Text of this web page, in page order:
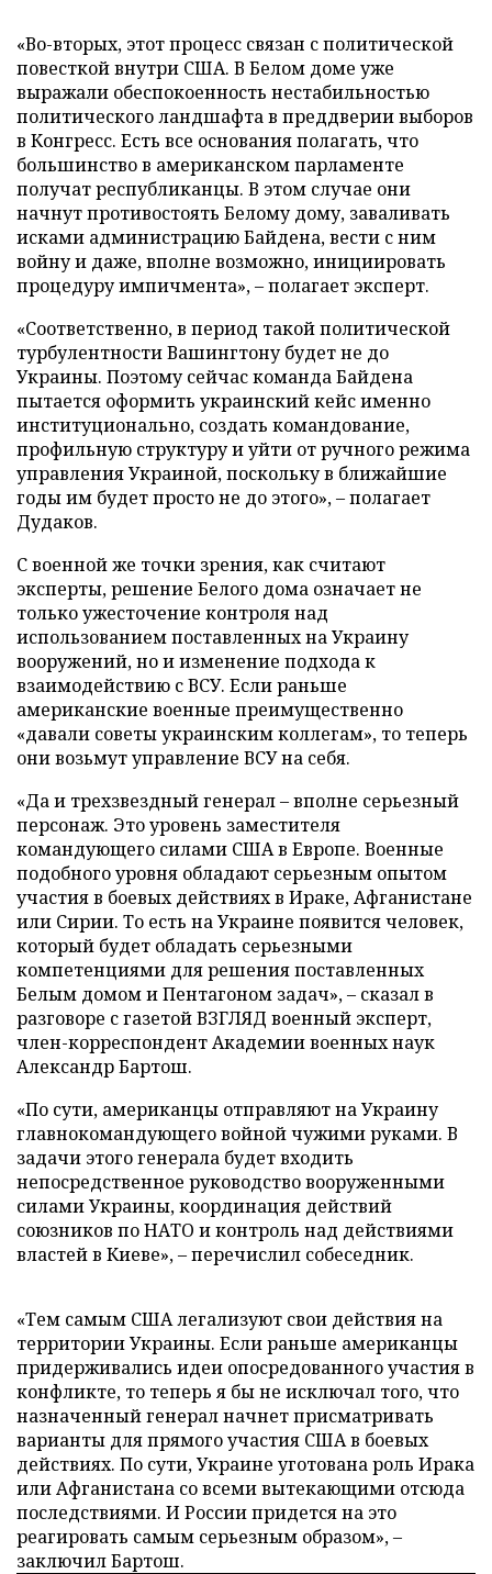
«Во-вторых, этот процесс связан с политической
повесткой внутри США. В Белом доме уже
выражали обеспокоенность нестабильностью
политического ландшафта в преддверии выборов
в Конгресс. Есть все основания полагать, что
большинство в американском парламенте
получат республиканцы. В этом случае они
начнут противостоять Белому дому, заваливать
исками администрацию Байдена, вести с ним
войну и даже, вполне возможно, инициировать
процедуру импичмента», – полагает эксперт.
«Соответственно, в период такой политической
турбулентности Вашингтону будет не до
Украины. Поэтому сейчас команда Байдена
пытается оформить украинский кейс именно
институционально, создать командование,
профильную структуру и уйти от ручного режима
управления Украиной, поскольку в ближайшие
годы им будет просто не до этого», – полагает
Дудаков.
С военной же точки зрения, как считают
эксперты, решение Белого дома означает не
только ужесточение контроля над
использованием поставленных на Украину
вооружений, но и изменение подхода к
взаимодействию с ВСУ. Если раньше
американские военные преимущественно
«давали советы украинским коллегам», то теперь
они возьмут управление ВСУ на себя.
«Да и трехзвездный генерал – вполне серьезный
персонаж. Это уровень заместителя
командующего силами США в Европе. Военные
подобного уровня обладают серьезным опытом
участия в боевых действиях в Ираке, Афганистане
или Сирии. То есть на Украине появится человек,
который будет обладать серьезными
компетенциями для решения поставленных
Белым домом и Пентагоном задач», – сказал в
разговоре с газетой ВЗГЛЯД военный эксперт,
член-корреспондент Академии военных наук
Александр Бартош.
«По сути, американцы отправляют на Украину
главнокомандующего войной чужими руками. В
задачи этого генерала будет входить
непосредственное руководство вооруженными
силами Украины, координация действий
союзников по НАТО и контроль над действиями
властей в Киеве», – перечислил собеседник.
«Тем самым США легализуют свои действия на
территории Украины. Если раньше американцы
придерживались идеи опосредованного участия в
конфликте, то теперь я бы не исключал того, что
назначенный генерал начнет присматривать
варианты для прямого участия США в боевых
действиях. По сути, Украине уготована роль Ирака
или Афганистана со всеми вытекающими отсюда
последствиями. И России придется на это
реагировать самым серьезным образом», –
заключил Бартош.